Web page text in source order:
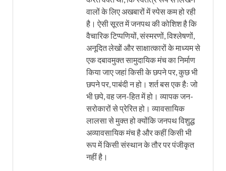
वालों के लिए अखबारों में स्पेस कम हो रही
है। ऐसी सूरत में जनपथ की कोशिश है कि
वैचारिक टिप्पणियों, संस्मरणों, विश्लेषणों,
अनूदित लेखों और साक्षात्कारों के माध्यम से
एक दबावमुक्त सामुदायिक मंच का निर्माण
किया जाए जहां किसी के छपने पर, कुछ भी
छपने पर, पाबंदी न हो। शर्त बस एक हैः जो
भी छपे, वह जन-हित में हो। व्यापक जन-
सरोकारों से प्रेरित हो। व्यावसायिक
लालसा से मुक्त हो क्योंकि जनपथ विशुद्ध
अव्यावसायिक मंच है और कहीं किसी भी
रूप में किसी संस्थान के तौर पर पंजीकृत
नहीं है।